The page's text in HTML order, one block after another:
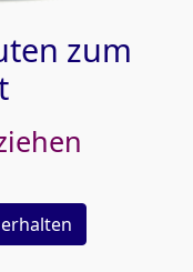
zum